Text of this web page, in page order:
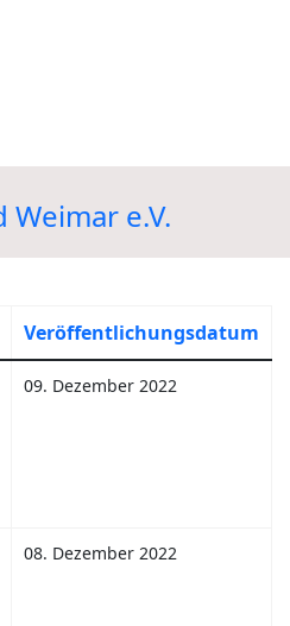
Veröffentlichungsdatum
09. Dezember 2022
08. Dezember 2022